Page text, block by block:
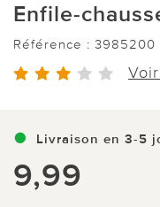
Enfile-
Référence : 3985200
Livraison en 3-5
9,99